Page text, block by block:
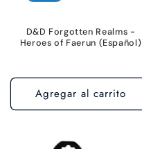
D&D Forgotten Realms -
Heroes of Faerun (Español)
Agregar al carrito